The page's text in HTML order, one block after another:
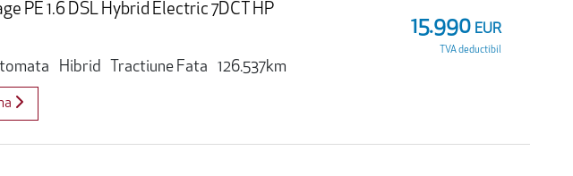
PE 1.6 DSL Hybrid Electric 7DCT HP
Hibrid Tractiune Fata 126.537km
15.990 EUR
TVA deductibil